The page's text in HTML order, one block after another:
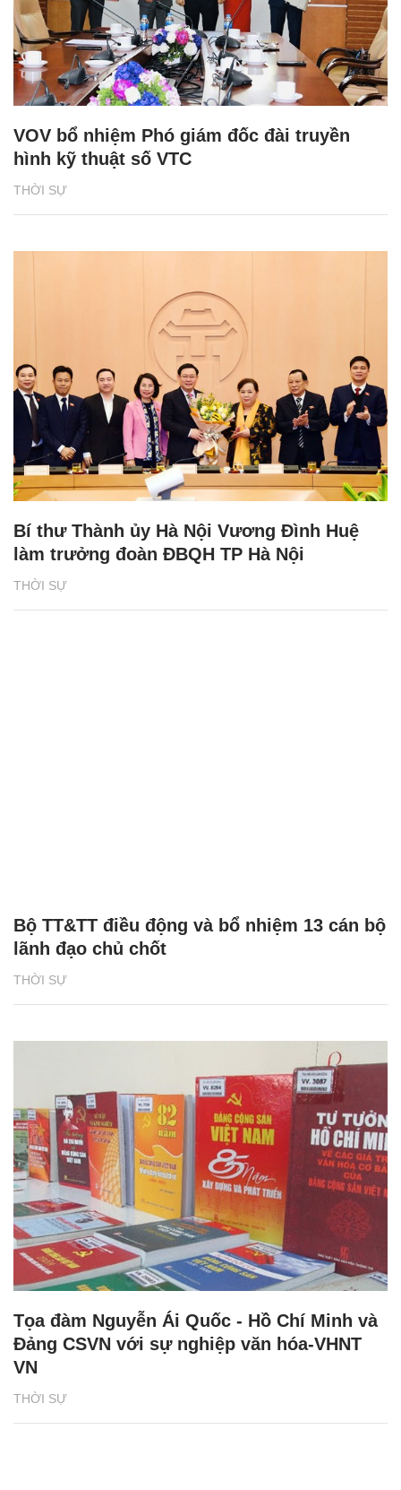
THỜI SỰ
VOV bổ nhiệm Phó giám đốc đài truyền
hình kỹ thuật số VTC
THỜI SỰ
Bí thư Thành ủy Hà Nội Vương Đình Huệ
làm trưởng đoàn ĐBQH TP Hà Nội
THỜI SỰ
Bộ TT&TT điều động và bổ nhiệm 13 cán bộ
lãnh đạo chủ chốt
THỜI SỰ
Tọa đàm Nguyễn Ái Quốc - Hồ Chí Minh và
Đảng CSVN với sự nghiệp văn hóa-VHNT
VN